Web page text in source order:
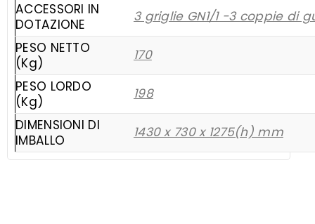
ACCESSORI IN
DOTAZIONE
3 griglie GN1/1 -3 coppie di
PESO NETTO
(Kg)
170
PESO LORDO
(Kg)
198
DIMENSIONI DI
IMBALLO
1430 x 730 x 1275(h) mm